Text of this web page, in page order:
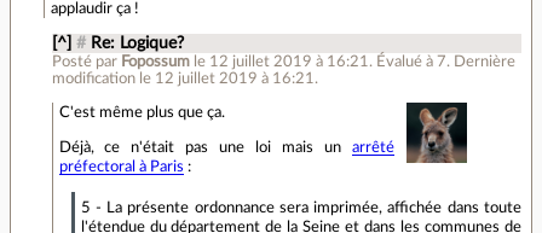
applaudir ça !
[^] # Re: Logique?
Posté par Fopossum le 12 juillet 2019 à 16:21 . Évalué à 7. Dernière
modification le 12 juillet 2019 à 16:21.
C'est même plus que ça.
Déjà, ce n'était pas une loi mais un arrêté
préfectoral à Paris :
5 - La présente ordonnance sera imprimée, affichée dans toute
l'étendue du département de la Seine et dans les communes de